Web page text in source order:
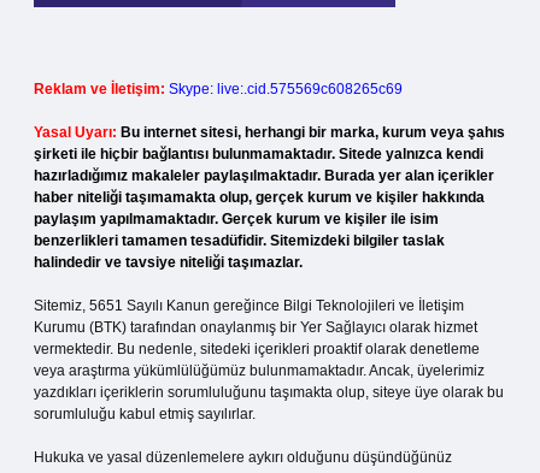
Reklam ve İletişim: Skype: live:.cid.575569c608265c69
Yasal Uyarı: Bu internet sitesi, herhangi bir marka, kurum veya şahıs
şirketi ile hiçbir bağlantısı bulunmamaktadır. Sitede yalnızca kendi
hazırladığımız makaleler paylaşılmaktadır. Burada yer alan içerikler
haber niteliği taşımamakta olup, gerçek kurum ve kişiler hakkında
paylaşım yapılmamaktadır. Gerçek kurum ve kişiler ile isim
benzerlikleri tamamen tesadüfidir. Sitemizdeki bilgiler taslak
halindedir ve tavsiye niteliği taşımazlar.
Sitemiz, 5651 Sayılı Kanun gereğince Bilgi Teknolojileri ve İletişim
Kurumu (BTK) tarafından onaylanmış bir Yer Sağlayıcı olarak hizmet
vermektedir. Bu nedenle, sitedeki içerikleri proaktif olarak denetleme
veya araştırma yükümlülüğümüz bulunmamaktadır. Ancak, üyelerimiz
yazdıkları içeriklerin sorumluluğunu taşımakta olup, siteye üye olarak bu
sorumluluğu kabul etmiş sayılırlar.
Hukuka ve yasal düzenlemelere aykırı olduğunu düşündüğünüz